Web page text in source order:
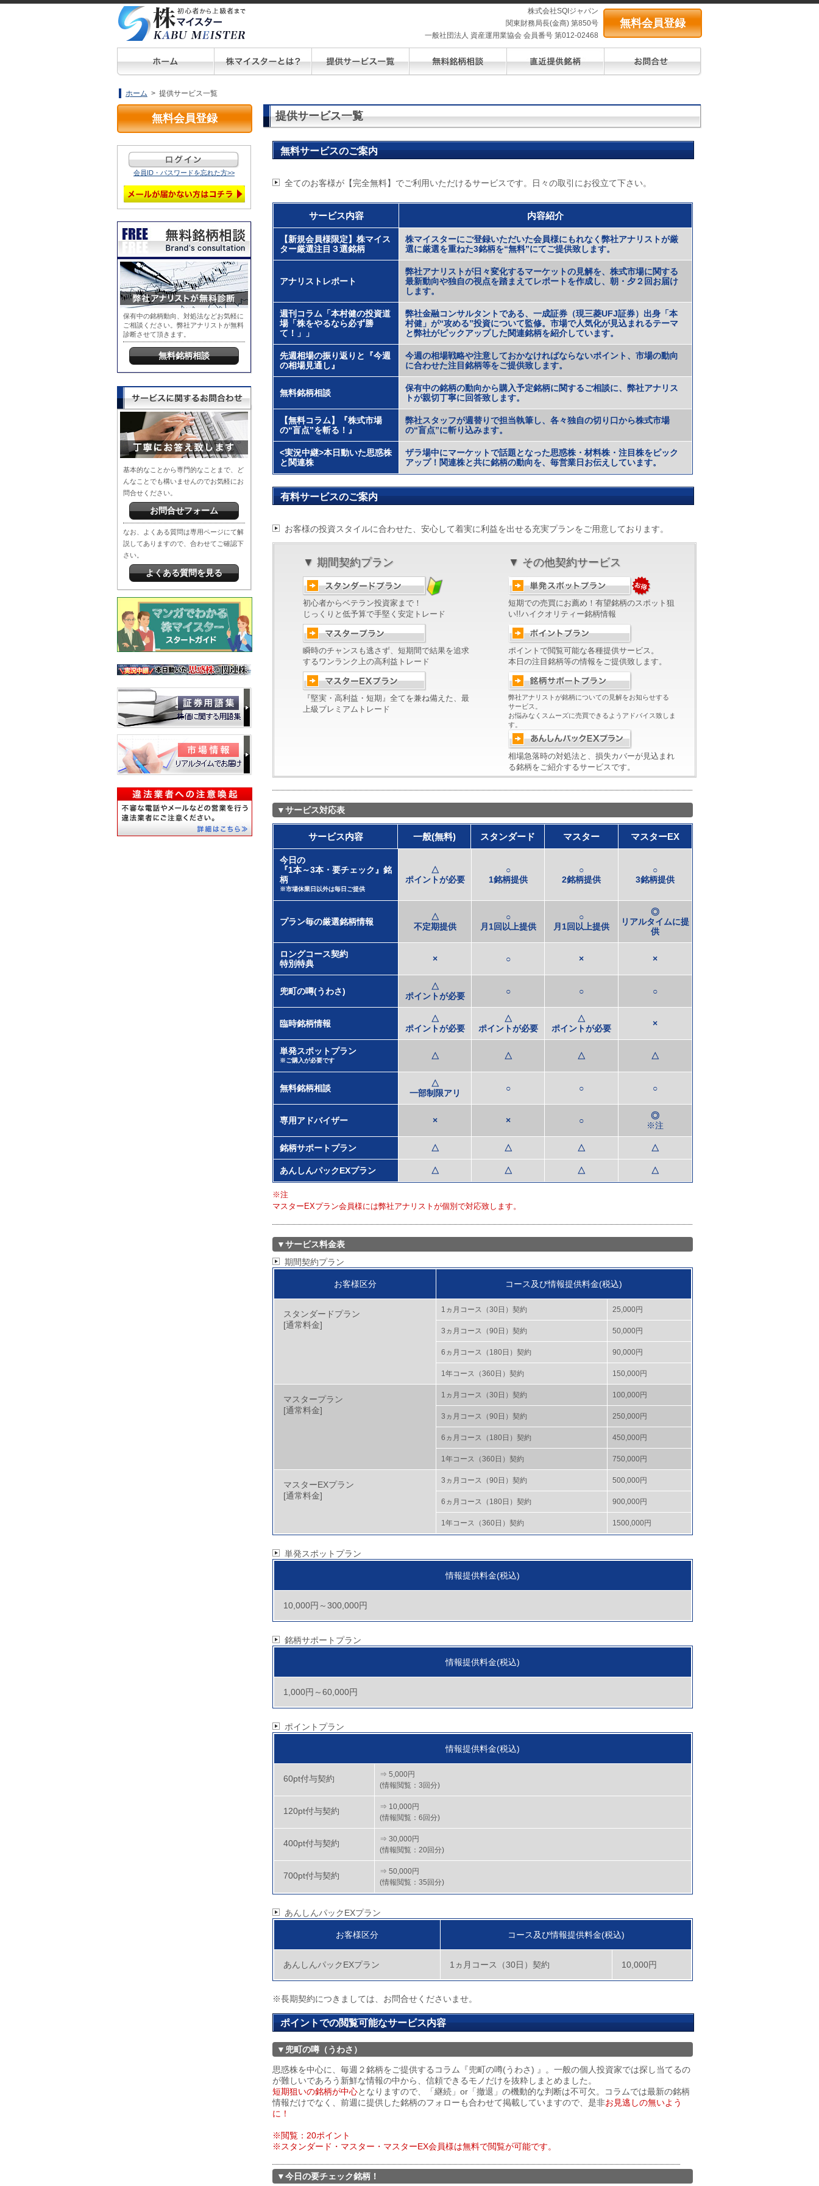
株式会社SQIジャパン
関東財務局長(金商) 第850号
一般社団法人 資産運用業協会 会員番号 第012-02468
無料会員登録
ホーム > 提供サービス一覧
無料会員登録
会員ID・パスワードを忘れた方>>
保有中の銘柄動向、対処法などお気軽に
ご相談ください。弊社アナリストが無料
診断させて頂きます。
無料銘柄相談
基本的なことから専門的なことまで、ど
んなことでも構いませんのでお気軽にお
問合せください。
お問合せフォーム
なお、よくある質問は専用ページにて解
説してありますので、合わせてご確認下
さい。
よくある質問を見る
提供サービス一覧
無料サービスのご案内
全てのお客様が【完全無料】でご利用いただけるサービスです。日々の取引にお役立て下さい。
サービス内容 内容紹介
【新規会員様限定】株マイス
ター厳選注目３選銘柄
株マイスターにご登録いただいた会員様にもれなく弊社アナリストが厳
選に厳選を重ねた3銘柄を“無料”にてご提供致します。
アナリストレポート
弊社アナリストが日々変化するマーケットの見解を、株式市場に関する
最新動向や独自の視点を踏まえてレポートを作成し、朝・夕２回お届け
します。
週刊コラム「本村健の投資道
場「株をやるなら必ず勝
て！」」
弊社金融コンサルタントである、一成証券（現三菱UFJ証券）出身「本
村健」が“攻める”投資について監修。市場で人気化が見込まれるテーマ
と弊社がピックアップした関連銘柄を紹介しています。
先週相場の振り返りと『今週
の相場見通し』
今週の相場戦略や注意しておかなければならないポイント、市場の動向
に合わせた注目銘柄等をご提供致します。
無料銘柄相談
保有中の銘柄の動向から購入予定銘柄に関するご相談に、弊社アナリス
トが親切丁寧に回答致します。
【無料コラム】『株式市場
の“盲点”を斬る！』
弊社スタッフが週替りで担当執筆し、各々独自の切り口から株式市場
の“盲点”に斬り込みます。
<実況中継>本日動いた思惑株
と関連株
ザラ場中にマーケットで話題となった思惑株・材料株・注目株をピック
アップ！関連株と共に銘柄の動向を、毎営業日お伝えしています。
有料サービスのご案内
お客様の投資スタイルに合わせた、安心して着実に利益を出せる充実プランをご用意しております。
▼ 期間契約プラン
初心者からベテラン投資家まで！
じっくりと低予算で手堅く安定トレード
瞬時のチャンスも逃さず、短期間で結果を追求
するワンランク上の高利益トレード
『堅実・高利益・短期』全てを兼ね備えた、最
上級プレミアムトレード
▼ その他契約サービス
短期での売買にお薦め！有望銘柄のスポット狙
い!!ハイクオリティー銘柄情報
ポイントで閲覧可能な各種提供サービス。
本日の注目銘柄等の情報をご提供致します。
弊社アナリストが銘柄についての見解をお知らせする
サービス。
お悩みなくスムーズに売買できるようアドバイス致しま
す。
相場急落時の対処法と、損失カバーが見込まれ
る銘柄をご紹介するサービスです。
▼サービス対応表
サービス内容 一般(無料) スタンダード マスター マスターEX
今日の
『1本～3本・要チェック』銘
柄
※市場休業日以外は毎日ご提供
△
ポイントが必要
○
1銘柄提供
○
2銘柄提供
○
3銘柄提供
プラン毎の厳選銘柄情報
△
不定期提供
○
月1回以上提供
○
月1回以上提供
◎
リアルタイムに提
供
ロングコース契約
特別特典
× ○ × ×
兜町の噂(うわさ)
△
ポイントが必要
○ ○ ○
臨時銘柄情報
△
ポイントが必要
△
ポイントが必要
△
ポイントが必要
×
単発スポットプラン
※ご購入が必要です △ △ △ △
無料銘柄相談
△
一部制限アリ
○ ○ ○
専用アドバイザー × × ○
◎
※注
銘柄サポートプラン △ △ △ △
あんしんパックEXプラン △ △ △ △
※注
マスターEXプラン会員様には弊社アナリストが個別で対応致します。
▼サービス料金表
期間契約プラン
お客様区分 コース及び情報提供料金(税込)
スタンダードプラン
[通常料金]
1ヵ月コース（30日）契約 25,000円
3ヵ月コース（90日）契約 50,000円
6ヵ月コース（180日）契約 90,000円
1年コース（360日）契約 150,000円
マスタープラン
[通常料金]
1ヵ月コース（30日）契約 100,000円
3ヵ月コース（90日）契約 250,000円
6ヵ月コース（180日）契約 450,000円
1年コース（360日）契約 750,000円
マスターEXプラン
[通常料金]
3ヵ月コース（90日）契約 500,000円
6ヵ月コース（180日）契約 900,000円
1年コース（360日）契約 1500,000円
単発スポットプラン
情報提供料金(税込)
10,000円～300,000円
銘柄サポートプラン
情報提供料金(税込)
1,000円～60,000円
ポイントプラン
情報提供料金(税込)
60pt付与契約
⇒ 5,000円
(情報閲覧：3回分)
120pt付与契約
⇒ 10,000円
(情報閲覧：6回分)
400pt付与契約
⇒ 30,000円
(情報閲覧：20回分)
700pt付与契約
⇒ 50,000円
(情報閲覧：35回分)
あんしんパックEXプラン
お客様区分 コース及び情報提供料金(税込)
あんしんパックEXプラン 1ヵ月コース（30日）契約 10,000円
※長期契約につきましては、お問合せくださいませ。
ポイントでの閲覧可能なサービス内容
▼兜町の噂（うわさ）
思惑株を中心に、毎週２銘柄をご提供するコラム『兜町の噂(うわさ) 』。一般の個人投資家では探し当てるの
が難しいであろう新鮮な情報の中から、信頼できるモノだけを抜粋しまとめました。
短期狙いの銘柄が中心となりますので、「継続」or「撤退」の機動的な判断は不可欠。コラムでは最新の銘柄
情報だけでなく、前週に提供した銘柄のフォローも合わせて掲載していますので、是非お見逃しの無いよう
に！
※閲覧：20ポイント
※スタンダード・マスター・マスターEX会員様は無料で閲覧が可能です。
▼今日の要チェック銘柄！